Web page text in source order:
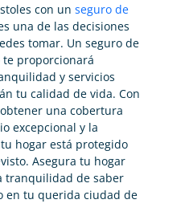
con un seguro de
una de las decisiones
tomar. Un seguro de
proporcionará
y servicios
tu calidad de vida. Con
una cobertura
excepcional y la
hogar está protegido
Asegura tu hogar
tranquilidad de saber
en tu querida ciudad de